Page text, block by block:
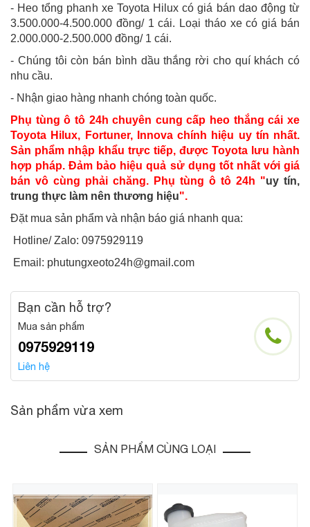
- Heo tổng phanh xe Toyota Hilux có giá bán dao động từ
3.500.000-4.500.000 đồng/ 1 cái. Loại tháo xe có giá bán
2.000.000-2.500.000 đồng/ 1 cái.
- Chúng tôi còn bán bình dầu thắng rời cho quí khách có
nhu cầu.
- Nhận giao hàng nhanh chóng toàn quốc.
Phụ tùng ô tô 24h chuyên cung cấp heo thắng cái xe
Toyota Hilux, Fortuner, Innova chính hiệu uy tín nhất.
Sản phẩm nhập khẩu trực tiếp, được Toyota lưu hành
hợp pháp. Đảm bảo hiệu quả sử dụng tốt nhất với giá
bán vô cùng phải chăng. Phụ tùng ô tô 24h "uy tín,
trung thực làm nên thương hiệu".
Đặt mua sản phẩm và nhận báo giá nhanh qua:
Hotline/ Zalo: 0975929119
Email: phutungxeoto24h@gmail.com
Bạn cần hỗ trợ?
Mua sản phẩm
0975929119
Liên hệ
Sản phẩm vừa xem
SẢN PHẨM CÙNG LOẠI